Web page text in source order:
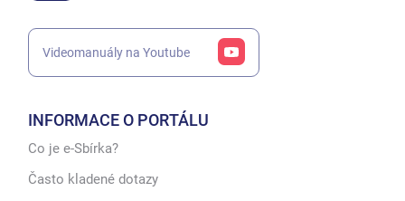
Videomanuály na Youtube
INFORMACE O PORTÁLU
Co je e-Sbírka?
Často kladené dotazy